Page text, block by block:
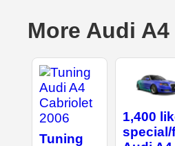
More Audi
Tuning
1,400
special/